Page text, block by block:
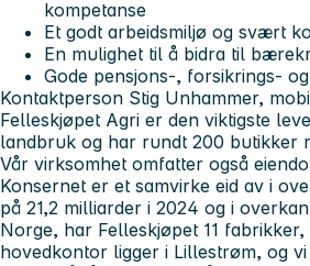
kompetanse
Et godt arbeidsmiljø og svært
En mulighet til å bidra til
Gode pensjons-, forsikrings-
Kontaktperson Stig Unhammer,
Felleskjøpet Agri er den viktigste
landbruk og har rundt 200 butikker
Vår virksomhet omfatter også
Konsernet er et samvirke eid av i
på 21,2 milliarder i 2024 og i
Norge, har Felleskjøpet 11
hovedkontor ligger i Lillestrøm, og